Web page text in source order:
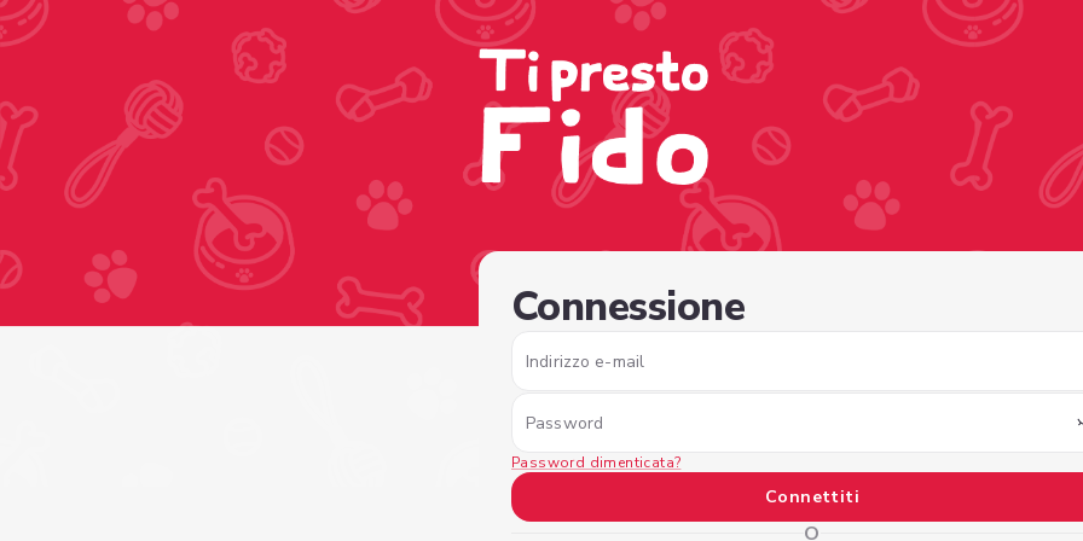
Connessione
Indirizzo e-mail
Password
Password dimenticata?
Connettiti
O
/sign-in?nextPage=%2Fview-profile%2F7bc6150b-e31b-406e-985b-c90241afac3f